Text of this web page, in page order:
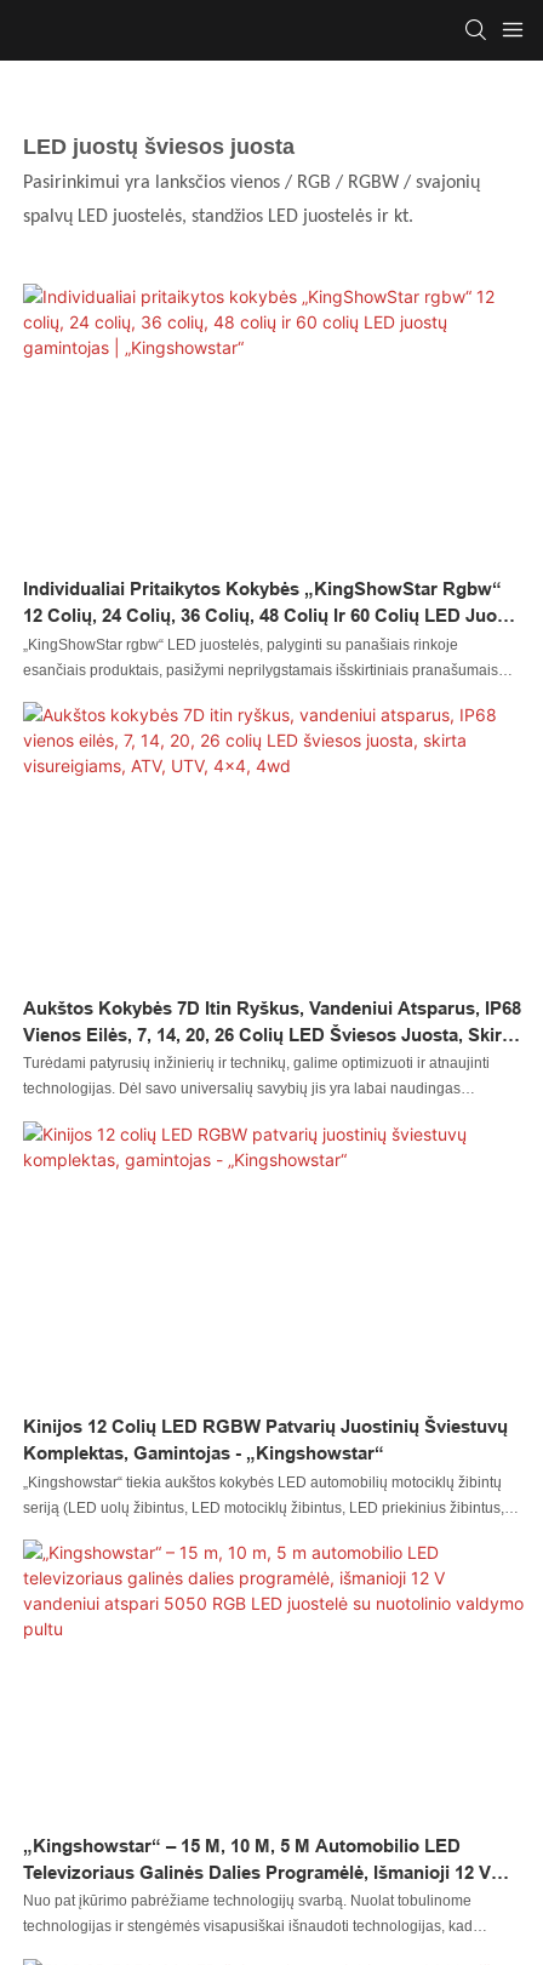
LED juostų šviesos juosta
Pasirinkimui yra lanksčios vienos / RGB / RGBW / svajonių
spalvų LED juostelės, standžios LED juostelės ir kt.
Individualiai Pritaikytos Kokybės „KingShowStar Rgbw“
12 Colių, 24 Colių, 36 Colių, 48 Colių Ir 60 Colių LED Juostų
Gamintojas | „Kingshowstar“
„KingShowStar rgbw“ LED juostelės, palyginti su panašiais rinkoje
esančiais produktais, pasižymi neprilygstamais išskirtiniais pranašumais
„Kingshowstar“ apibendrina ankstesnių produktų trūkumus ir nuolat juos
tobulina. „KingShowStar rgbw“ LED juostų specifikacijas galima pritaikyti
pagal jūsų poreikius. Kokybiškos „KingShowStar rgbw“ 12 colių, 24 colių, 36
Mes jums papasakosime,
Aukštos Kokybės 7D Itin Ryškus, Vandeniui Atsparus, IP68
Vienos Eilės, 7, 14, 20, 26 Colių LED Šviesos Juosta, Skirta
Visureigiams, ATV, UTV, 4x4, 4wd
Turėdami patyrusių inžinierių ir technikų, galime optimizuoti ir atnaujinti
technologijas. Dėl savo universalių savybių jis yra labai naudingas
Kinijos 12 Colių LED RGBW Patvarių Juostinių Šviestuvų
Komplektas, Gamintojas - „Kingshowstar“
„Kingshowstar“ tiekia aukštos kokybės LED automobilių motociklų žibintų
seriją (LED uolų žibintus, LED motociklų žibintus, LED priekinius žibintus,
LED valčių žibintus ir kt.) daugiau nei 100 šalių ir regionų. 12 colių, 24 colių,
36 colių, 48 colių, 60 colių LED RGBW patvarius automobilių juostinius
žibintus, ratų arkų žibintus, vandeniui atsparius LED požeminio švytėjimo
rinkinius keturračiams, visureigiams, golfo vežimėliams, „Jeep RZR“,
„Kingshowstar“ – 15 M, 10 M, 5 M Automobilio LED
Televizoriaus Galinės Dalies Programėlė, Išmanioji 12 V
Vandeniui Atspari 5050 RGB LED Juostelė Su Nuotolinio
Valdymo Pultu
Nuo pat įkūrimo pabrėžiame technologijų svarbą. Nuolat tobulinome
technologijas ir stengėmės visapusiškai išnaudoti technologijas, kad